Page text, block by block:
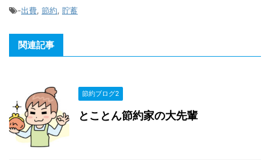
-出費, 節約, 貯蓄
関連記事
節約ブログ2
とことん節約家の大先輩